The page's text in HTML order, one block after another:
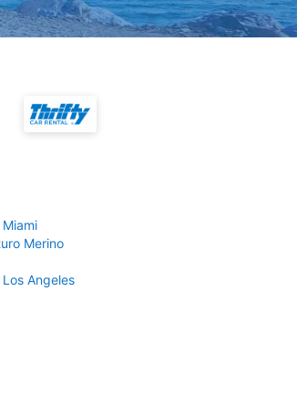
Merino
Angeles